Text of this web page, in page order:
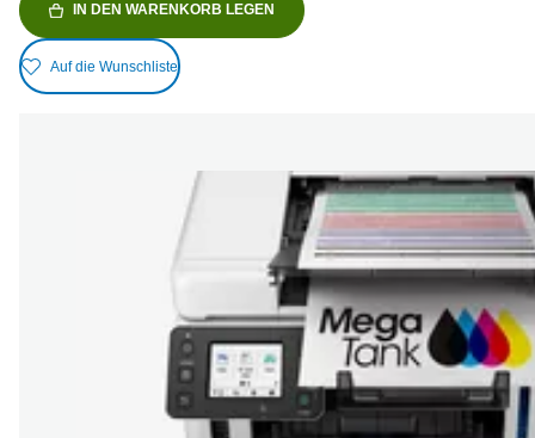
IN DEN WARENKORB LEGEN
Auf die Wunschliste